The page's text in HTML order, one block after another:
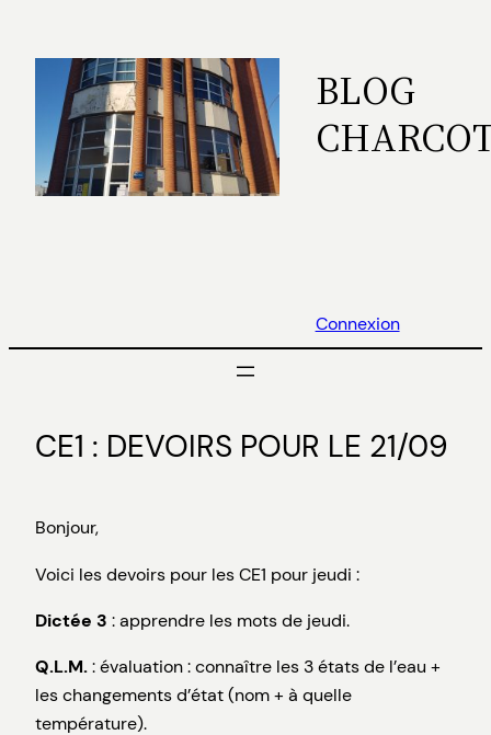
contenu
BLOG
Connexion
CE1 : DEVOIRS POUR LE 21/09
Bonjour,
Voici les devoirs pour les CE1 pour jeudi :
Dictée 3 : apprendre les mots de jeudi.
Q.L.M.: évaluation : connaître les 3 états de l’eau +
les changements d’état (nom + à quelle
température).